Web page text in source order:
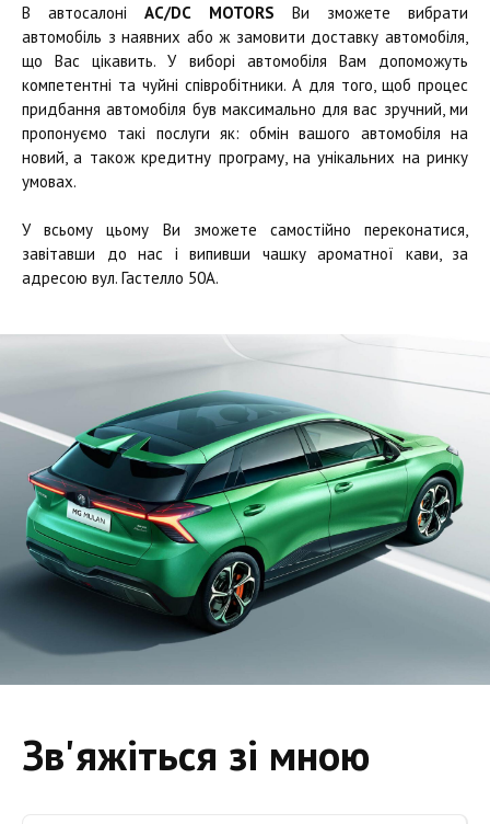
В автосалоніAC/DC MOTORS Ви зможете вибрати
автомобіль з наявних або ж замовити доставку автомобіля,
що Вас цікавить. У виборі автомобіля Вам допоможуть
компетентні та чуйні співробітники. А для того, щоб процес
придбання автомобіля був максимально для вас зручний, ми
пропонуємо такі послуги як: обмін вашого автомобіля на
новий, а також кредитну програму, на унікальних на ринку
умовах.
У всьому цьому Ви зможете самостійно переконатися,
завітавши до нас і випивши чашку ароматної кави, за
адресою вул. Гастелло 50А.
Зв'яжіться зі мною